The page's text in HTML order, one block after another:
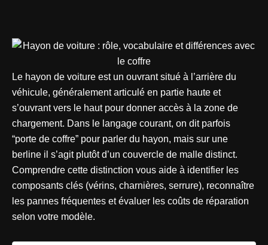
Le hayon de voiture est un ouvrant situé à l’arrière du
véhicule, généralement articulé en partie haute et
s’ouvrant vers le haut pour donner accès à la zone de
chargement. Dans le langage courant, on dit parfois
“porte de coffre” pour parler du hayon, mais sur une
berline il s’agit plutôt d’un couvercle de malle distinct.
Comprendre cette distinction vous aide à identifier les
composants clés (vérins, charnières, serrure), reconnaître
les pannes fréquentes et évaluer les coûts de réparation
selon votre modèle.